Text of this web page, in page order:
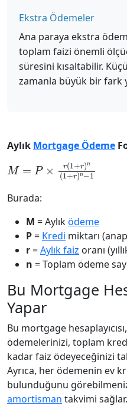
Ekstra Ödemeler
Ana paraya ekstra
toplam faizi önemli
süresini kısaltabilir.
zamanla büyük bir fark
Aylık Mortgage Ödeme
M= ×r( r)n(1+
Burada:
M = Aylıködeme
P= Kredi miktarı
r=Aylık faiz oranı
n = Toplam ödeme
Bu Mortgage
Yapar
Bu mortgage
ödemelerinizi, toplam
kadar faiz ödeyeceğinizi
Ayrıca, her ödemenin ev
bulunduğunu
amortisman takvimi sağlar.